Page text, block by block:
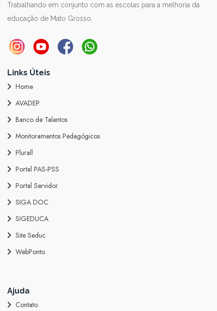
Trabalhando em conjunto com as escolas para a melhoria da
educação de Mato Grosso.
Links Úteis
Home
AVADEP
Banco de Talentos
Monitoramentos Pedagógicos
Plurall
Portal PAS-PSS
Portal Servidor
SIGA DOC
SIGEDUCA
Site Seduc
WebPonto
Ajuda
Contato